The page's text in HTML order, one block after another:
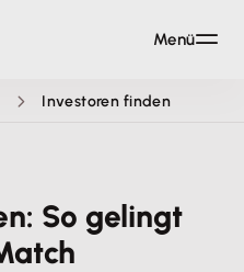
Investoren finden
So gelingt
Menü